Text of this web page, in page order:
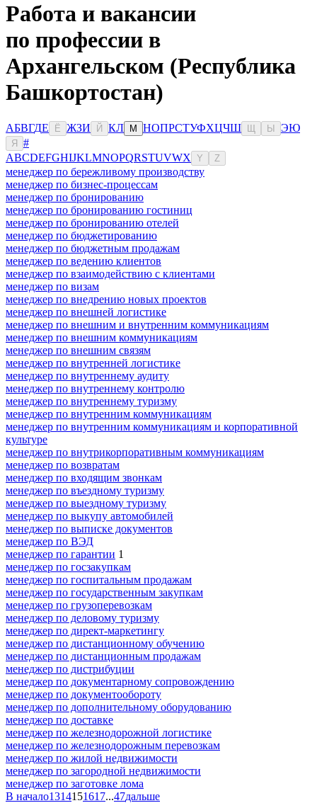
Работа и вакансии
по профессии в
Архангельском (Республика
Башкортостан)
АБВГДЕ Ё ЖЗИ Й КЛ М НОПРСТУФХЦЧШ Ы ЭЮ
Я
#
ABCDEFGHIJKLMNOPQRSTUVWX Y Z
менеджер по бережливому производству
менеджер по бизнес-процессам
менеджер по бронированию
менеджер по бронированию гостиниц
менеджер по бронированию отелей
менеджер по бюджетированию
менеджер по бюджетным продажам
менеджер по ведению клиентов
менеджер по взаимодействию с клиентами
менеджер по визам
менеджер по внедрению новых проектов
менеджер по внешней логистике
менеджер по внешним и внутренним коммуникациям
менеджер по внешним коммуникациям
менеджер по внешним связям
менеджер по внутренней логистике
менеджер по внутреннему аудиту
менеджер по внутреннему контролю
менеджер по внутреннему туризму
менеджер по внутренним коммуникациям
менеджер по внутренним коммуникациям и корпоративной
культуре
менеджер по внутрикорпоративным коммуникациям
менеджер по возвратам
менеджер по входящим звонкам
менеджер по въездному туризму
менеджер по выездному туризму
менеджер по выкупу автомобилей
менеджер по выписке документов
менеджер по ВЭД
менеджер по гарантии 1
менеджер по госзакупкам
менеджер по госпитальным продажам
менеджер по государственным закупкам
менеджер по грузоперевозкам
менеджер по деловому туризму
менеджер по директ-маркетингу
менеджер по дистанционному обучению
менеджер по дистанционным продажам
менеджер по дистрибуции
менеджер по документарному сопровождению
менеджер по документообороту
менеджер по дополнительному оборудованию
менеджер по доставке
менеджер по железнодорожной логистике
менеджер по железнодорожным перевозкам
менеджер по жилой недвижимости
менеджер по загородной недвижимости
менеджер по заготовке лома
В начало1314151617...47дальше